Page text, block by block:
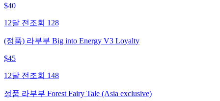
$40
12달 전 조회 128
(정품) 라부부 Big into Energy V3 Loyalty
$45
12달 전 조회 148
정품 라부부 Forest Fairy Tale (Asia exclusive)